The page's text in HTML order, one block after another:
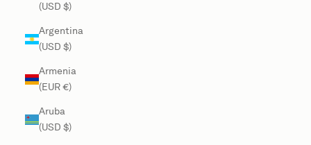
(USD $)
Argentina
(USD $)
Armenia
(EUR €)
Aruba
(USD $)